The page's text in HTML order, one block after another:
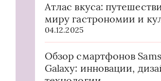
Атлас вкуса:
миру гастрономии и
04.12.2025
Обзор смартфонов
Galaxy: инновации,